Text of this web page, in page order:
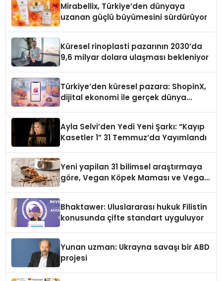
Mirabellix, Türkiye’den dünyaya
uzanan güçlü büyümesini sürdürüyor
Küresel rinoplasti pazarının 2030’da
9,6 milyar dolara ulaşması bekleniyor
Türkiye’den küresel pazara: ShopinX,
dijital ekonomi ile gerçek dünya
Ayla Selvi’den Yedi Yeni Şarkı: “Kayıp
Kasetler 1” 31 Temmuz’da Yayımlandı
Yeni yapilan 31 bilimsel araştırmaya
göre, Vegan Köpek Maması ve Vegan
Bhaktawer: Uluslararası hukuk Filistin
konusunda çifte standart uyguluyor
Yunan uzman: Ukrayna savaşı bir ABD
projesi